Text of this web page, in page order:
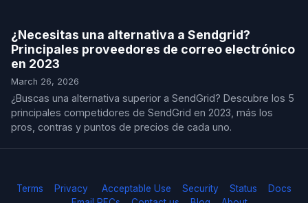
¿Necesitas una alternativa a Sendgrid?
Principales proveedores de correo electrónico
en 2023
March 26, 2026
¿Buscas una alternativa superior a SendGrid? Descubre los 5
principales competidores de SendGrid en 2023, más los
pros, contras y puntos de precios de cada uno.
Terms Privacy Acceptable Use Security Status
Docs